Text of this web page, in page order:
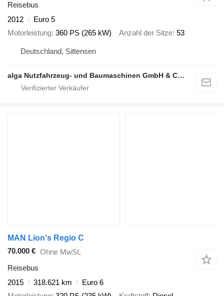
Reisebus
2012
Euro 5
Motorleistung 360 PS (265 kW) Anzahl der Sitze 53
Deutschland, Sittensen
alga Nutzfahrzeug- und Baumaschinen GmbH & Co. KG
MAN Lion's Regio C
70.000 € Ohne MwSt.
Reisebus
2015
318.621 km
Euro 6